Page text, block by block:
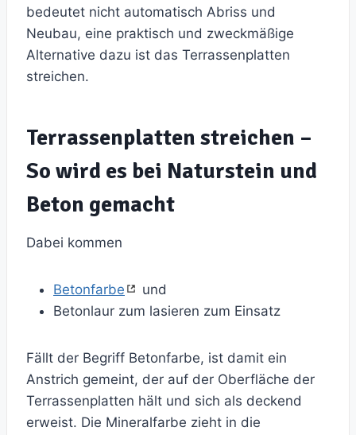
bedeutet nicht automatisch Abriss und
Neubau, eine praktisch und zweckmäßige
Alternative dazu ist das Terrassenplatten
streichen.
Terrassenplatten streichen –
So wird es bei Naturstein und
Beton gemacht
Dabei kommen
Betonfarbe
und
Betonlaur zum lasieren zum Einsatz
Fällt der Begriff Betonfarbe, ist damit ein
Anstrich gemeint, der auf der Oberfläche der
Terrassenplatten hält und sich als deckend
erweist. Die Mineralfarbe zieht in die